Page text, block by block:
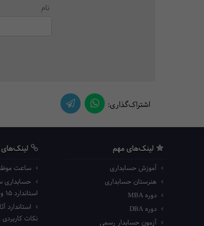
نام
اشتراک‌گذاری:
لینک‌های مهم
آموزش حسابداری
هنرستان حسابداری
دوره MBA
دوره DBA
آزمون حسابدار رسمی
ساعت موظفی ۱۴۰۵
حسابداری
استاندارد ۱۵ و ثبت‌ها
استاندارد
نکات